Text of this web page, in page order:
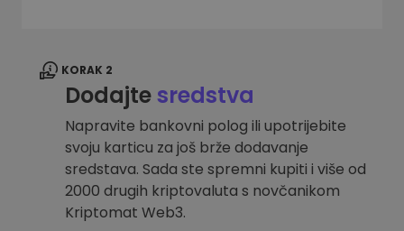
KORAK 2
Dodajtesredstva
Napravite bankovni polog ili upotrijebite
svoju karticu za još brže dodavanje
sredstava. Sada ste spremni kupiti i više od
2000 drugih kriptovaluta s novčanikom
Kriptomat Web3.